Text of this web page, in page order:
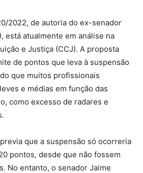
2022, de autoria do ex-senador
está atualmente em análise na
e Justiça (CCJ). A proposta
de pontos que leva à suspensão
que muitos profissionais
e médias em função das
como excesso de radares e
que a suspensão só ocorreria
pontos, desde que não fossem
No entanto, o senador Jaime